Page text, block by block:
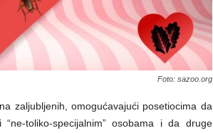
Foto: sazoo.org
zaljubljenih, omogućavajući posetiocima da
toliko-specijalnim” osobama i da druge